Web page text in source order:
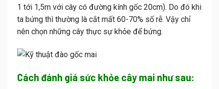
1 tới 1,5m với cây có đường kính gốc 20cm). Do đó khi
ta bứng thì thường là cắt mất 60-70% số rễ. Vậy chỉ
nên chọn những cây thực sự khỏe để bứng.
Cách đánh giá sức khỏe cây mai như sau: